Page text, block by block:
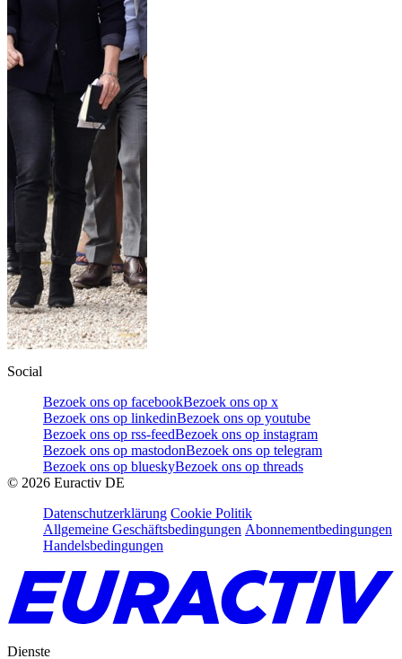
Social
Bezoek ons op facebookBezoek ons op x
Bezoek ons op linkedinBezoek ons op youtube
Bezoek ons op rss-feedBezoek ons op instagram
Bezoek ons op mastodonBezoek ons op telegram
Bezoek ons op blueskyBezoek ons op threads
© 2026 Euractiv DE
Datenschutzerklärung Cookie Politik
Allgemeine Geschäftsbedingungen Abonnementbedingungen
Handelsbedingungen
Dienste